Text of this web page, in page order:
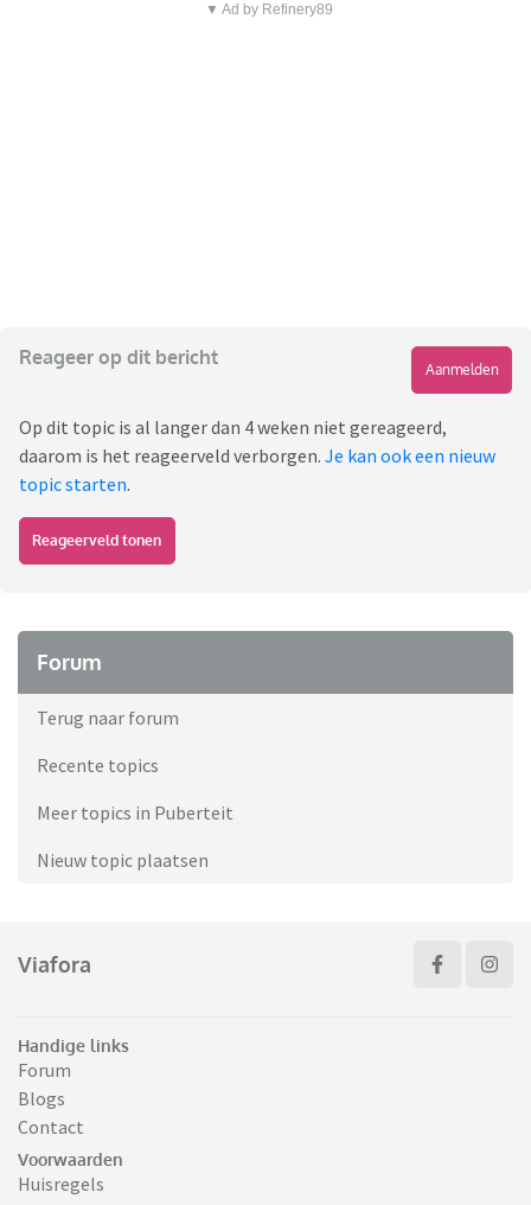
▼ Ad by Refinery89
Reageer op dit bericht
Aanmelden
Op dit topic is al langer dan 4 weken niet gereageerd,
daarom is het reageerveld verborgen. Je kan ook een nieuw
topic starten.
Reageerveld tonen
Forum
Terug naar forum
Recente topics
Meer topics in Puberteit
Nieuw topic plaatsen
Viafora
Handige links
Forum
Blogs
Contact
Voorwaarden
Huisregels